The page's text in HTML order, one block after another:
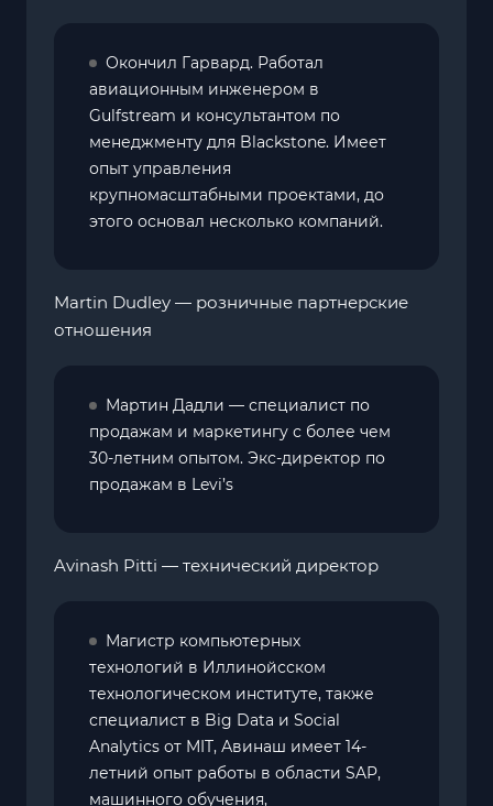
Окончил Гарвард. Работал
авиационным инженером в
Gulfstream и консультантом по
менеджменту для Blackstone. Имеет
опыт управления
крупномасштабными проектами, до
этого основал несколько компаний.
Martin Dudley — розничные партнерские
отношения
Мартин Дадли — специалист по
продажам и маркетингу с более чем
30-летним опытом. Экс-директор по
продажам в Levi’s
Avinash Pitti — технический директор
Магистр компьютерных
технологий в Иллинойсском
технологическом институте, также
специалист в Big Data и Social
Analytics от MIT, Авинаш имеет 14-
летний опыт работы в области SAP,
машинного обучения,